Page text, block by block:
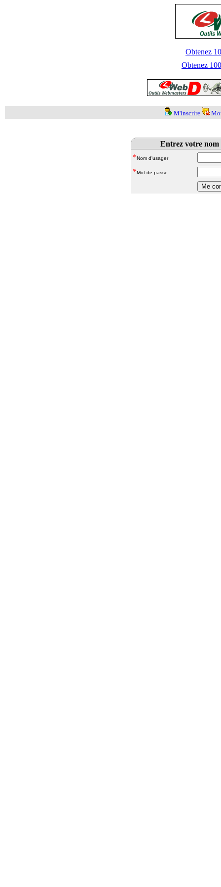
Obtenez
Obtenez
M'inscrire
Entrez votre nom
*Nom d'usager
*Mot de passe